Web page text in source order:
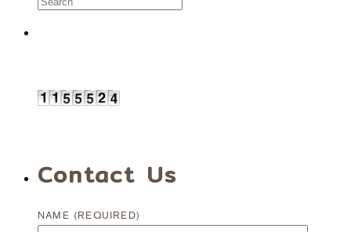
Contact Us
NAME (REQUIRED)